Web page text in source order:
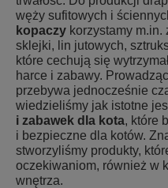
węży sufitowych i
kopaczy korzystamy
sklejki, lin jutowych,
które cechują się
harce i zabawy.
przebywa jednocześnie
wiedzieliśmy jak istotne
i zabawek dla kota, które
i bezpieczne dla kotów.
stworzyliśmy produkty,
oczekiwaniom, również w
wnętrza.